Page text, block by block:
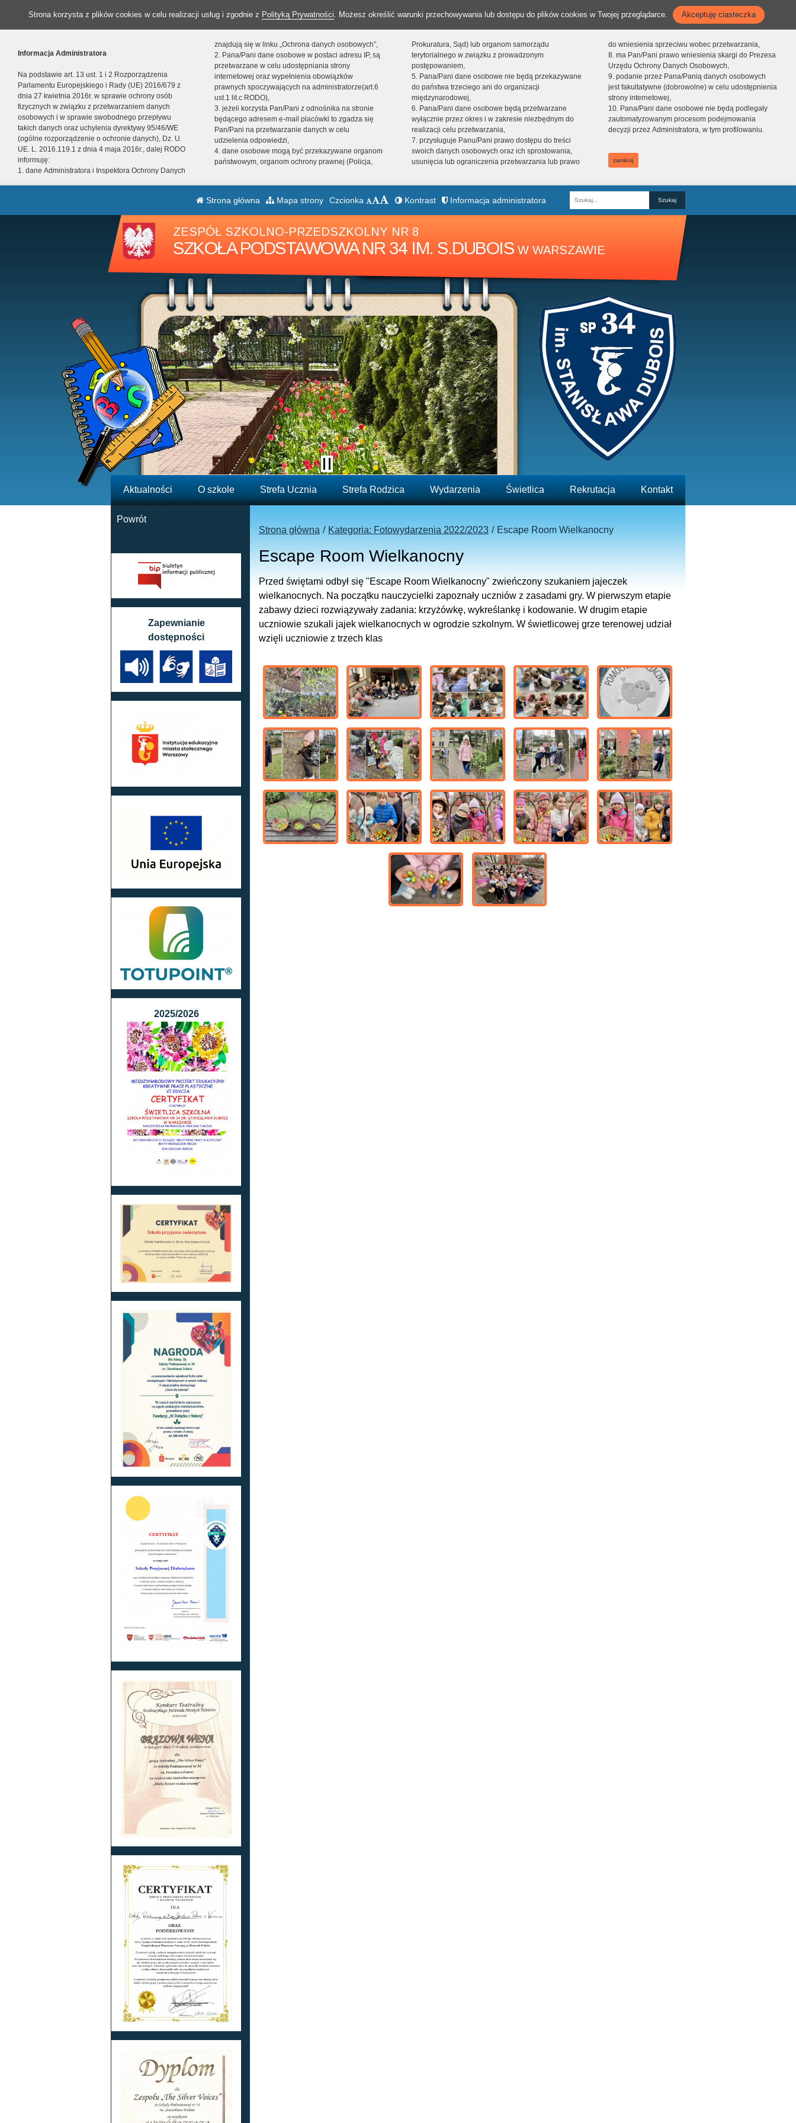
Strona korzysta z plików cookies w celu realizacji usług i zgodnie z Polityką Prywatności. Możesz określić warunki przechowywania lub dostępu do plików cookies w Twojej przeglądarce. Akceptuję ciasteczka
Informacja Administratora
Na podstawie art. 13 ust. 1 i 2 Rozporządzenia
Parlamentu Europejskiego i Rady (UE) 2016/679 z
dnia 27 kwietnia 2016r. w sprawie ochrony osób
fizycznych w związku z przetwarzaniem danych
osobowych i w sprawie swobodnego przepływu
takich danych oraz uchylenia dyrektywy 95/46/WE
(ogólne rozporządzenie o ochronie danych), Dz. U.
UE. L. 2016.119.1 z dnia 4 maja 2016r., dalej RODO
informuję:
1. dane Administratora i Inspektora Ochrony Danych
znajdują się w linku „Ochrona danych osobowych”,
2. Pana/Pani dane osobowe w postaci adresu IP, są
przetwarzane w celu udostępniania strony
internetowej oraz wypełnienia obowiązków
prawnych spoczywających na administratorze(art.6
ust.1 lit.c RODO),
3. jeżeli korzysta Pan/Pani z odnośnika na stronie
będącego adresem e-mail placówki to zgadza się
Pan/Pani na przetwarzanie danych w celu
udzielenia odpowiedzi,
4. dane osobowe mogą być przekazywane organom
państwowym, organom ochrony prawnej (Policja,
Prokuratura, Sąd) lub organom samorządu
terytorialnego w związku z prowadzonym
postępowaniem,
5. Pana/Pani dane osobowe nie będą przekazywane
do państwa trzeciego ani do organizacji
międzynarodowej,
6. Pana/Pani dane osobowe będą przetwarzane
wyłącznie przez okres i w zakresie niezbędnym do
realizacji celu przetwarzania,
7. przysługuje Panu/Pani prawo dostępu do treści
swoich danych osobowych oraz ich sprostowania,
usunięcia lub ograniczenia przetwarzania lub prawo
do wniesienia sprzeciwu wobec przetwarzania,
8. ma Pan/Pani prawo wniesienia skargi do Prezesa
Urzędu Ochrony Danych Osobowych,
9. podanie przez Pana/Panią danych osobowych
jest fakultatywne (dobrowolne) w celu udostępnienia
strony internetowej,
10. Pana/Pani dane osobowe nie będą podlegały
zautomatyzowanym procesom podejmowania
decyzji przez Administratora, w tym profilowaniu.
zamknij
Strona główna Mapa strony Czcionka Kontrast Informacja administratora
Fraza
ZESPÓŁ SZKOLNO-PRZEDSZKOLNY NR 8
SZKOŁA PODSTAWOWA NR 34 IM. S.DUBOIS W WARSZAWIE
Aktualności O szkole Strefa Ucznia Strefa Rodzica Wydarzenia Świetlica Rekrutacja Kontakt
Strona główna Kategoria: Fotowydarzenia 2022/2023 Escape Room Wielkanocny
Escape Room Wielkanocny
Przed świętami odbył się "Escape Room Wielkanocny" zwieńczony szukaniem jajeczek
wielkanocnych. Na początku nauczycielki zapoznały uczniów z zasadami gry. W pierwszym etapie
zabawy dzieci rozwiązywały zadania: krzyżówkę, wykreślankę i kodowanie. W drugim etapie
uczniowie szukali jajek wielkanocnych w ogrodzie szkolnym. W świetlicowej grze terenowej udział
wzięli uczniowie z trzech klas
Powrót
Zapewnianie
dostępności
2025/2026